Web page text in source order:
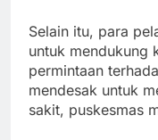
Selain itu, para
untuk mendukung
permintaan
mendesak untuk
sakit, puskesmas